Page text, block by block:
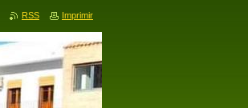
RSS Imprimir